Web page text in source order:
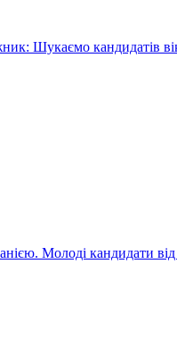
Молоді кандидати